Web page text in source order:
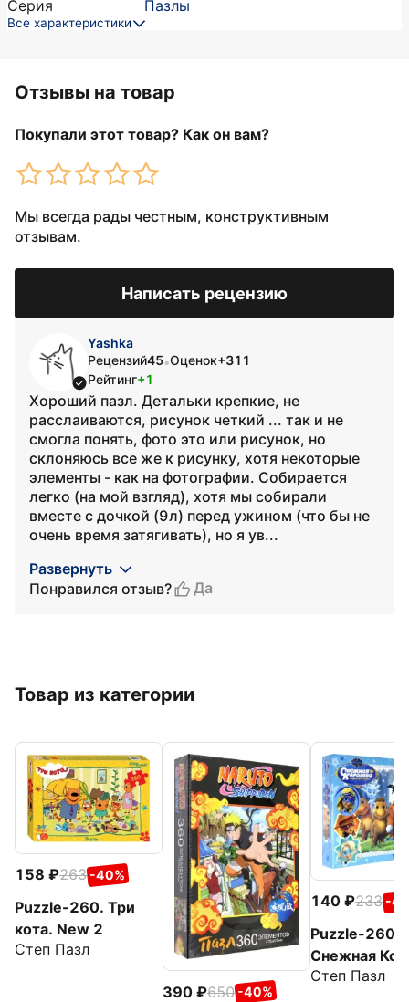
Серия
Пазлы
Все характеристики
Отзывы на товар
Покупали этот товар? Как он вам?
Мы всегда рады честным, конструктивным
отзывам.
Написать рецензию
Yashka
Рецензий45•Оценок+311
Рейтинг+1
Хороший пазл. Детальки крепкие, не
расслаиваются, рисунок четкий ... так и не
смогла понять, фото это или рисунок, но
склоняюсь все же к рисунку, хотя некоторые
элементы - как на фотографии. Собирается
легко (на мой взгляд), хотя мы собирали
вместе с дочкой (9л) перед ужином (что бы не
очень время затягивать), но я ув...
Развернуть
Понравился отзыв?
Да
Товар из категории
158 263 -40%
Puzzle-260. Три
кота. New 2
Степ Пазл
390 650 -40%
140 233 -
Puzzle-260.
Снежная
Степ Пазл